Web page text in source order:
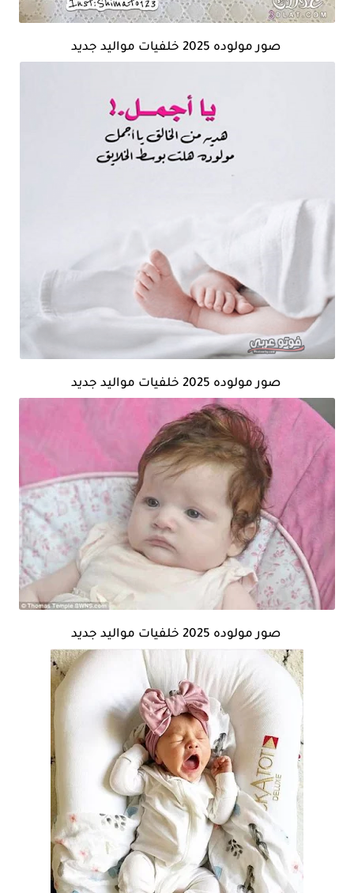
صور مولوده 2025 خلفيات مواليد جديد
صور مولوده 2025 خلفيات مواليد جديد
صور مولوده 2025 خلفيات مواليد جديد